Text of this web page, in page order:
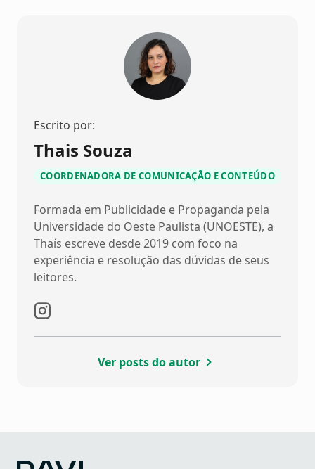
Escrito por:
Thais Souza
COORDENADORA DE COMUNICAÇÃO E CONTEÚDO
Formada em Publicidade e Propaganda pela
Universidade do Oeste Paulista (UNOESTE), a
Thaís escreve desde 2019 com foco na
experiência e resolução das dúvidas de seus
leitores.
Ver posts do autor